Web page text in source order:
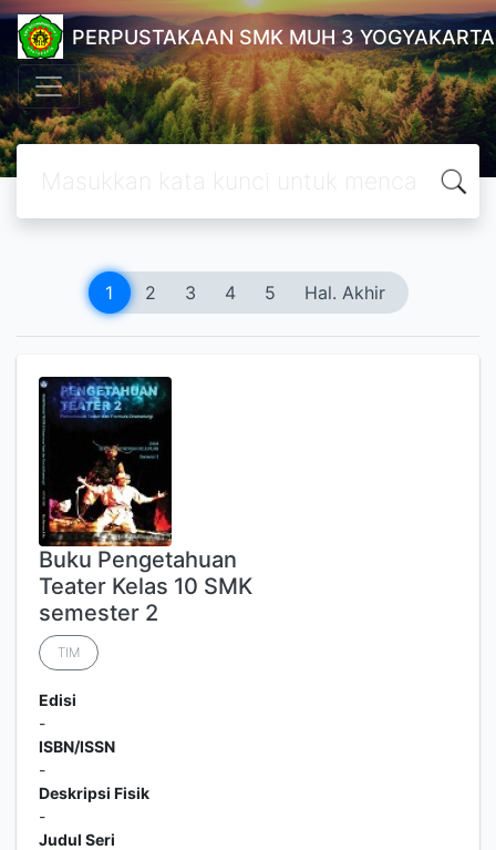
PERPUSTAKAAN SMK MUH 3 YOGYAKARTA
1 2 3 4 5 Hal. Akhir
Buku Pengetahuan
Teater Kelas 10 SMK
semester 2
TIM
Edisi
-
ISBN/ISSN
-
Deskripsi Fisik
-
Judul Seri